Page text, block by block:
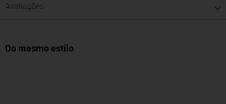
Avaliações
Do mesmo estilo